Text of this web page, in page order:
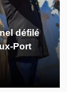
défilé
Port